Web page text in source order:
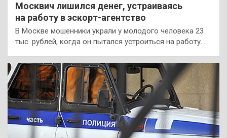
Москвич лишился денег, устраиваясь
на работу в эскорт-агентство
В Москве мошенники украли у молодого человека 23
тыс. рублей, когда он пытался устроиться на работу…